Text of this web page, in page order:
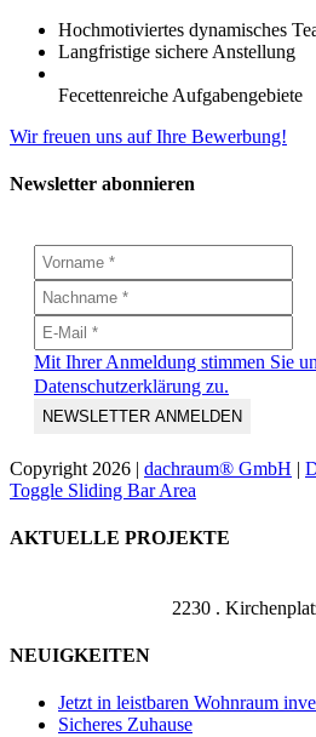
Hochmotiviertes dynamisches
Langfristige sichere Anstellung
Fecettenreiche Aufgabengebiete
Wir freuen uns auf Ihre Bewerbung!
Newsletter abonnieren
Mit Ihrer Anmeldung stimmen Sie
Datenschutzerklärung zu.
Copyright 2026 | dachraum® GmbH |
Toggle Sliding Bar Area
AKTUELLE PROJEKTE
2230 .
NEUIGKEITEN
Jetzt in leistbaren Wohnraum
Sicheres Zuhause